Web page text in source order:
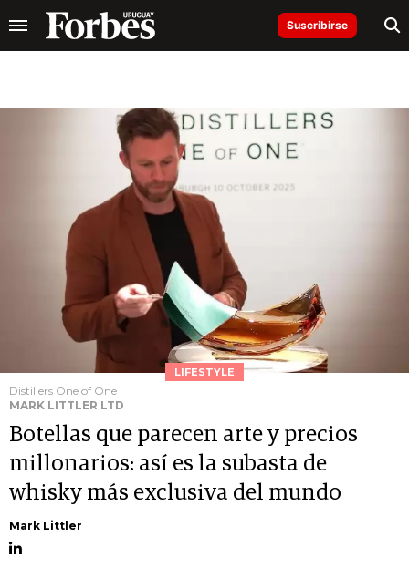
Suscribirse
LIFESTYLE
Distillers One of One
MARK LITTLER LTD
Botellas que parecen arte y precios
millonarios: así es la subasta de
whisky más exclusiva del mundo
Mark Littler